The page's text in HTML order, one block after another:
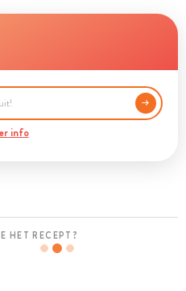
info
HET RECEPT?